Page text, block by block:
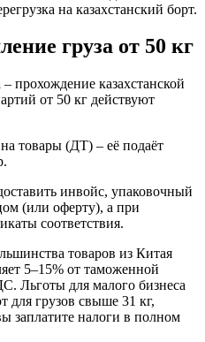
на казахстанский борт.
груза от 50 кг
прохождение казахстанской
от 50 кг действуют
товары (ДТ) – её подаёт
инвойс, упаковочный
(или оферту), а при
соответствия.
товаров из Китая
5–15% от таможенной
Льготы для малого бизнеса
для грузов свыше 31 кг,
заплатите налоги в полном